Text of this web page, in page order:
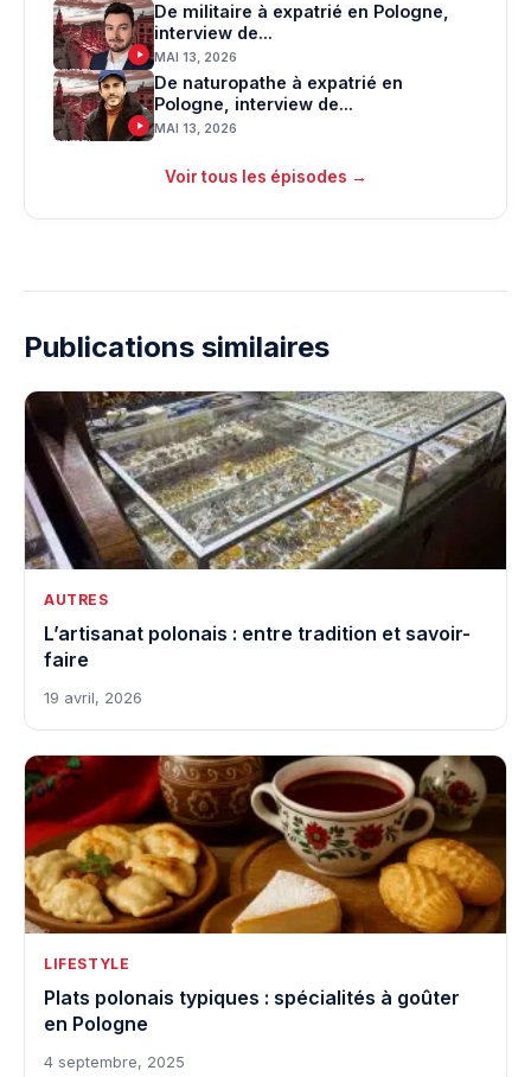
De militaire à expatrié en Pologne,
interview de...
MAI 13, 2026
De naturopathe à expatrié en
Pologne, interview de...
MAI 13, 2026
Voir tous les épisodes →
Publications similaires
AUTRES
L’artisanat polonais : entre tradition et savoir-
faire
19 avril, 2026
LIFESTYLE
Plats polonais typiques : spécialités à goûter
en Pologne
4 septembre, 2025